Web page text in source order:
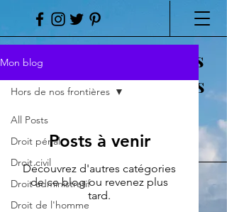
Analyse de certaines
questions juridiques
DROIT ET NATURISME
Mon blog
All Posts
Droit pénal
Droit civil
Droit administratif
Droit de l'homme
Hors de nos frontières
Posts à venir
Découvrez d'autres catégories
de ce blog ou revenez plus
tard.